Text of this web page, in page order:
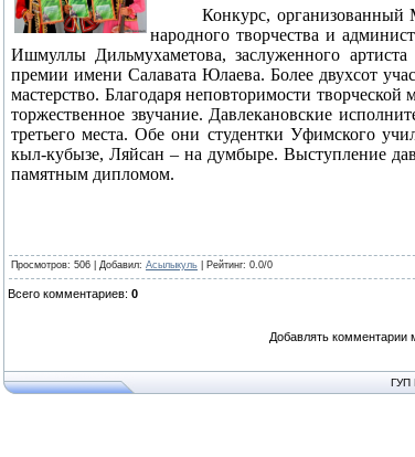
Конкурс, организованный
народного творчества и
Ишмуллы Дильмухаметова, заслуженного артиста
премии имени Салавата Юлаева. Более двухсот
мастерство. Благодаря неповторимости
торжественное звучание. Давлекановские
третьего места. Обе они студентки Уфимского
кыл-кубызе, Ляйсан – на думбыре. Выступление
памятным дипломом.
Просмотров: 506 | Добавил: Асылыкуль Рейтинг: 0.0/0
Всего комментариев: 0
Добавлять комментарии
ГУП